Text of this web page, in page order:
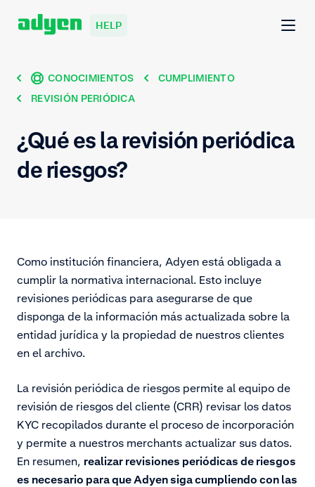
HELP
CONOCIMIENTOS
CUMPLIMIENTO
REVISIÓN PERIÓDICA
¿Qué es la revisión periódica
de riesgos?
Como institución financiera, Adyen está obligada a
cumplir la normativa internacional. Esto incluye
revisiones periódicas para asegurarse de que
disponga de la información más actualizada sobre la
entidad jurídica y la propiedad de nuestros clientes
en el archivo.
La revisión periódica de riesgos permite al equipo de
revisión de riesgos del cliente (CRR) revisar los datos
KYC recopilados durante el proceso de incorporación
y permite a nuestros merchants actualizar sus datos.
En resumen, realizar revisiones periódicas de riesgos
es necesario para que Adyen siga cumpliendo con las